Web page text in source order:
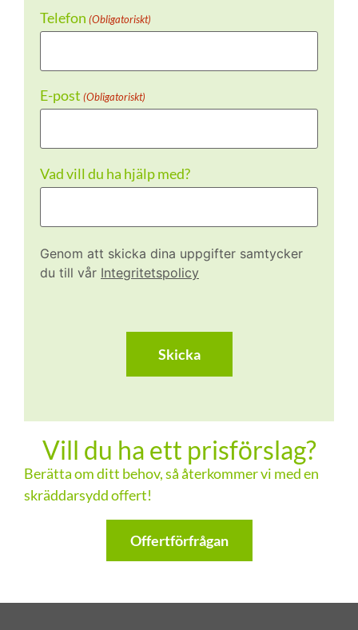
Telefon (Obligatoriskt)
E-post (Obligatoriskt)
Vad vill du ha hjälp med?
Genom att skicka dina uppgifter samtycker
du till vår Integritetspolicy
Vill du ha ett prisförslag?
Berätta om ditt behov, så återkommer vi med en
skräddarsydd offert!
Offertförfrågan